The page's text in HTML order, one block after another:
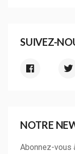
SUIVEZ-
NOTRE
Abonnez-